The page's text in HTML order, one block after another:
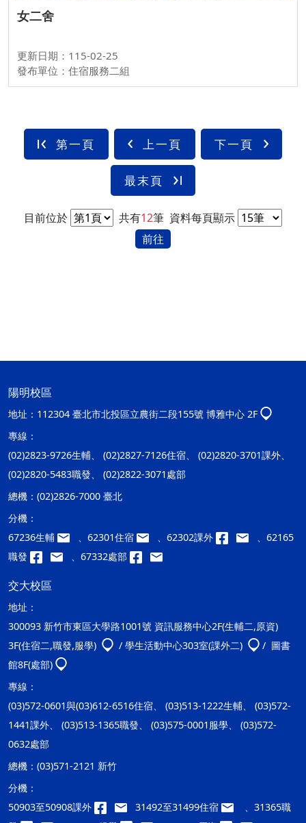
女二舍
更新日期：115-02-25
發布單位：住宿服務二組
第一頁 上一頁 下一頁
最末頁
目前位於 共有12筆 資料每頁顯示
前往
陽明校區
地址： 112304 臺北市北投區立農街二段155號 博雅中心 2F
專線：
(02)2823-9726生輔、 (02)2827-7126住宿、 (02)2820-3701課外、
(02)2820-5483職發、 (02)2822-3071處部
總機： (02)2826-7000 臺北
分機：
67236生輔
、62301住宿 、62302課外
、62165
職發
、67332處部
交大校區
地址：
300093 新竹市東區大學路1001號 資訊服務中心2F(生輔二,原資)
3F(住宿二,職發,服學)
/ 學生活動中心303室(課外二)
/ 圖書
館8F(處部)
專線：
(03)572-0601與(03)612-6516住宿、 (03)513-1222生輔、 (03)572-
1441課外、 (03)513-1365職發、 (03)575-0001服學、 (03)572-
0632處部
總機： (03)571-2121 新竹
分機：
50903至50908課外
31492至31499住宿
、31365職